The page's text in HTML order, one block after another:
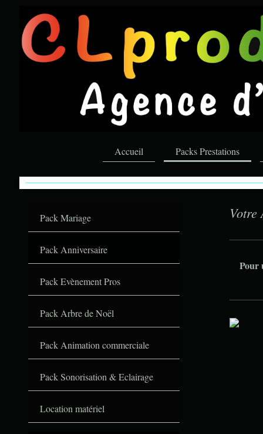
Accueil Packs Prestations
CLproduction.fr
votre partenaire évènementiel
Votre
Pour
Pack Mariage
Pack Anniversaire
Pack Evènement Pros
Pack Arbre de Noël
Pack Animation commerciale
Pack Sonorisation & Eclairage
Location matériel